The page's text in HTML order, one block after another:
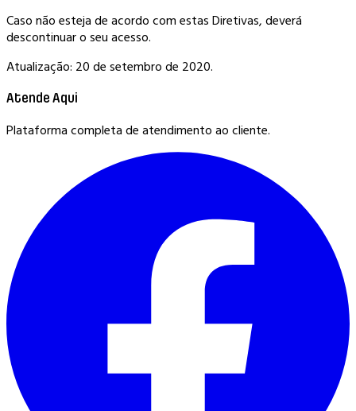
Caso não esteja de acordo com estas Diretivas, deverá
descontinuar o seu acesso.
Atualização: 20 de setembro de 2020.
Atende Aqui
Plataforma completa de atendimento ao cliente.